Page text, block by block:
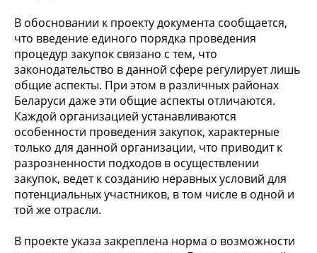
В обосновании к проекту документа сообщается,
что введение единого порядка проведения
процедур закупок связано с тем, что
законодательство в данной сфере регулирует лишь
общие аспекты. При этом в различных районах
Беларуси даже эти общие аспекты отличаются.
Каждой организацией устанавливаются
особенности проведения закупок, характерные
только для данной организации, что приводит к
разрозненности подходов в осуществлении
закупок, ведет к созданию неравных условий для
потенциальных участников, в том числе в одной и
той же отрасли.
В проекте указа закреплена норма о возможности